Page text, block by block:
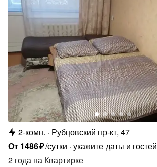
2-комн.
Рубцовский пр-кт, 47
От 1486₽/сутки укажите даты и гостей
2 года на Квартирке